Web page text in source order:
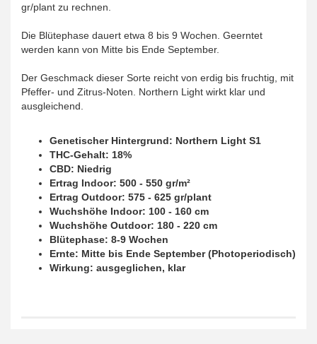
gr/plant zu rechnen.
Die Blütephase dauert etwa 8 bis 9 Wochen. Geerntet
werden kann von Mitte bis Ende September.
Der Geschmack dieser Sorte reicht von erdig bis fruchtig, mit
Pfeffer- und Zitrus-Noten. Northern Light wirkt klar und
ausgleichend.
Genetischer Hintergrund: Northern Light S1
THC-Gehalt: 18%
CBD: Niedrig
Ertrag Indoor: 500 - 550 gr/m²
Ertrag Outdoor: 575 - 625 gr/plant
Wuchshöhe Indoor: 100 - 160 cm
Wuchshöhe Outdoor: 180 - 220 cm
Blütephase: 8-9 Wochen
Ernte: Mitte bis Ende September (Photoperiodisch)
Wirkung: ausgeglichen, klar